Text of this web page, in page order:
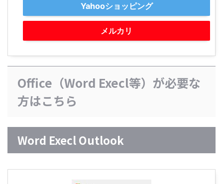
Yahooショッピング
メルカリ
Office（Word Execl等）が必要な
方はこちら
Word Execl Outlook